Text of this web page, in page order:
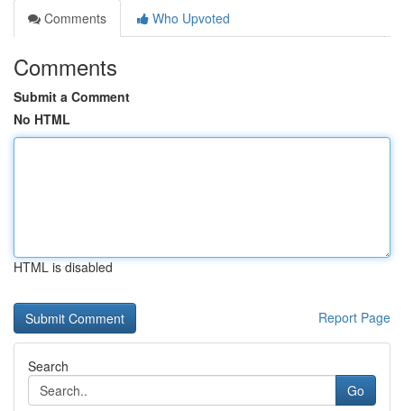
Comments
Who Upvoted
Comments
Submit a Comment
No HTML
HTML is disabled
Report Page
Search
Go